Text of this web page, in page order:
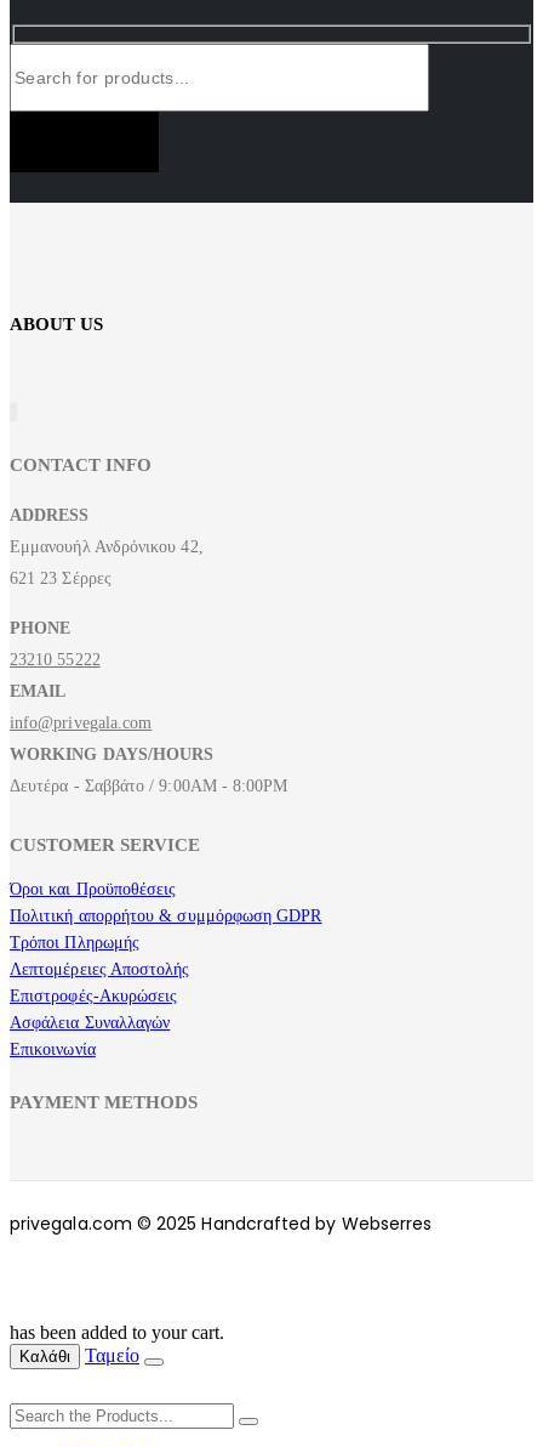
ABOUT US
CONTACT INFO
ADDRESS
Εμμανουήλ Ανδρόνικου 42,
621 23 Σέρρες
PHONE
23210 55222
EMAIL
info@privegala.com
WORKING DAYS/HOURS
Δευτέρα - Σαββάτο / 9:00AM - 8:00PM
CUSTOMER SERVICE
Όροι και Προϋποθέσεις
Πολιτική απορρήτου & συμμόρφωση GDPR
Τρόποι Πληρωμής
Λεπτομέρειες Αποστολής
Επιστροφές-Ακυρώσεις
Ασφάλεια Συναλλαγών
Επικοινωνία
PAYMENT METHODS
privegala.com © 2025 Handcrafted by Webserres
has been added to your cart.
Καλάθι Ταμείο